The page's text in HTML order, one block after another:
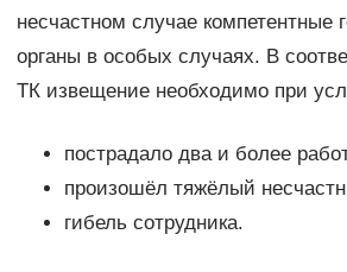
несчастном случае компетентные
органы в особых случаях. В
ТК извещение необходимо при
пострадало два и более
произошёл тяжёлый
гибель сотрудника.